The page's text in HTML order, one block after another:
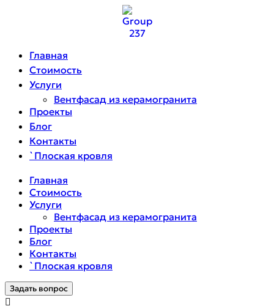
Главная
Стоимость
Услуги
Вентфасад из керамогранита
Проекты
Блог
Контакты
`Плоская кровля
Главная
Стоимость
Услуги
Вентфасад из керамогранита
Проекты
Блог
Контакты
`Плоская кровля
Задать вопрос